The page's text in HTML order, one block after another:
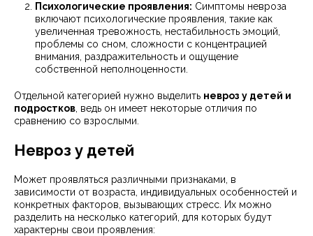
Психологические проявления: Симптомы невроза
включают психологические проявления, такие как
увеличенная тревожность, нестабильность эмоций,
проблемы со сном, сложности с концентрацией
внимания, раздражительность и ощущение
собственной неполноценности.
Отдельной категорией нужно выделить невроз у детей и
подростков , ведь он имеет некоторые отличия по
сравнению со взрослыми.
Невроз у детей
Может проявляться различными признаками, в
зависимости от возраста, индивидуальных особенностей и
конкретных факторов, вызывающих стресс. Их можно
разделить на несколько категорий, для которых будут
характерны свои проявления: